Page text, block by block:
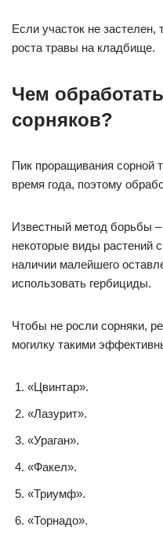
Если участок не застелен,
роста травы на кладбище.
Чем
сорняков?
Пик проращивания сорной
время года, поэтому
Известный метод борьбы
некоторые виды растений
наличии малейшего
использовать гербициды.
Чтобы не росли сорняки,
могилку такими
«Цвинтар».
«Лазурит».
«Ураган».
«Факел».
«Триумф».
«Торнадо».